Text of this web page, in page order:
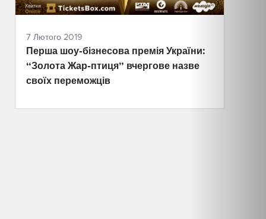
7 Лютого 2019
Перша шоу-бізнесова премія України:
“Золота Жар-птиця” вчергове назве
своїх переможців